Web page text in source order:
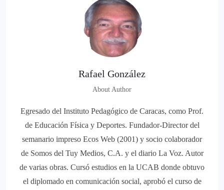
Rafael González
About Author
Egresado del Instituto Pedagógico de Caracas, como Prof.
de Educación Física y Deportes. Fundador-Director del
semanario impreso Ecos Web (2001) y socio colaborador
de Somos del Tuy Medios, C.A. y el diario La Voz. Autor
de varias obras. Cursó estudios en la UCAB donde obtuvo
el diplomado en comunicación social, aprobó el curso de